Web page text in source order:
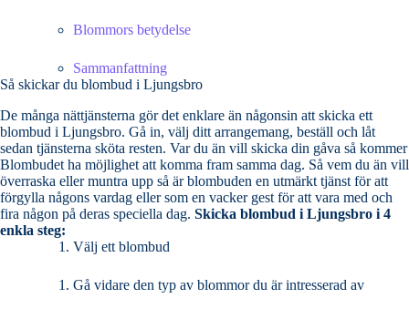
Blommors betydelse
Sammanfattning
Så skickar du blombud i Ljungsbro
De många nättjänsterna gör det enklare än någonsin att skicka ett
blombud i Ljungsbro. Gå in, välj ditt arrangemang, beställ och låt
sedan tjänsterna sköta resten. Var du än vill skicka din gåva så kommer
Blombudet ha möjlighet att komma fram samma dag. Så vem du än vill
överraska eller muntra upp så är blombuden en utmärkt tjänst för att
förgylla någons vardag eller som en vacker gest för att vara med och
fira någon på deras speciella dag. Skicka blombud i Ljungsbro i 4
enkla steg:
Välj ett blombud
Gå vidare den typ av blommor du är intresserad av